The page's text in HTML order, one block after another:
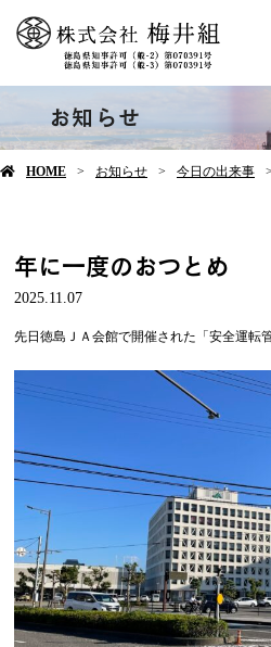
お知らせ
HOME お知らせ 今日の出来事
年に一度のおつとめ
2025.11.07
先日徳島ＪＡ会館で開催された「安全運転